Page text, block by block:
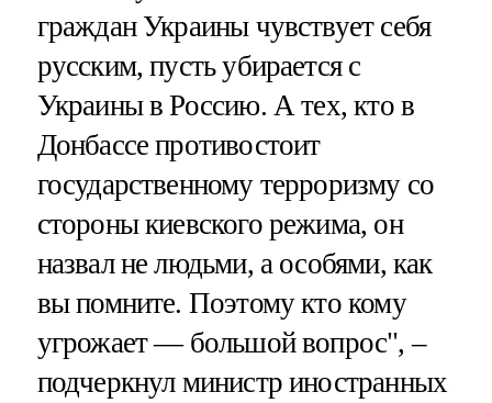
граждан Украины чувствует себя
русским, пусть убирается с
Украины в Россию. А тех, кто в
Донбассе противостоит
государственному терроризму со
стороны киевского режима, он
назвал не людьми, а особями, как
вы помните. Поэтому кто кому
угрожает — большой вопрос", –
подчеркнул министр иностранных